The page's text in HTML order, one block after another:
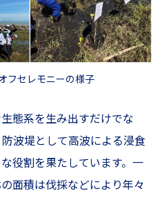
フセレモニーの様子
態系を生み出すだけでな
波堤として高波による浸食
役割を果たしています。一
面積は伐採などにより年々